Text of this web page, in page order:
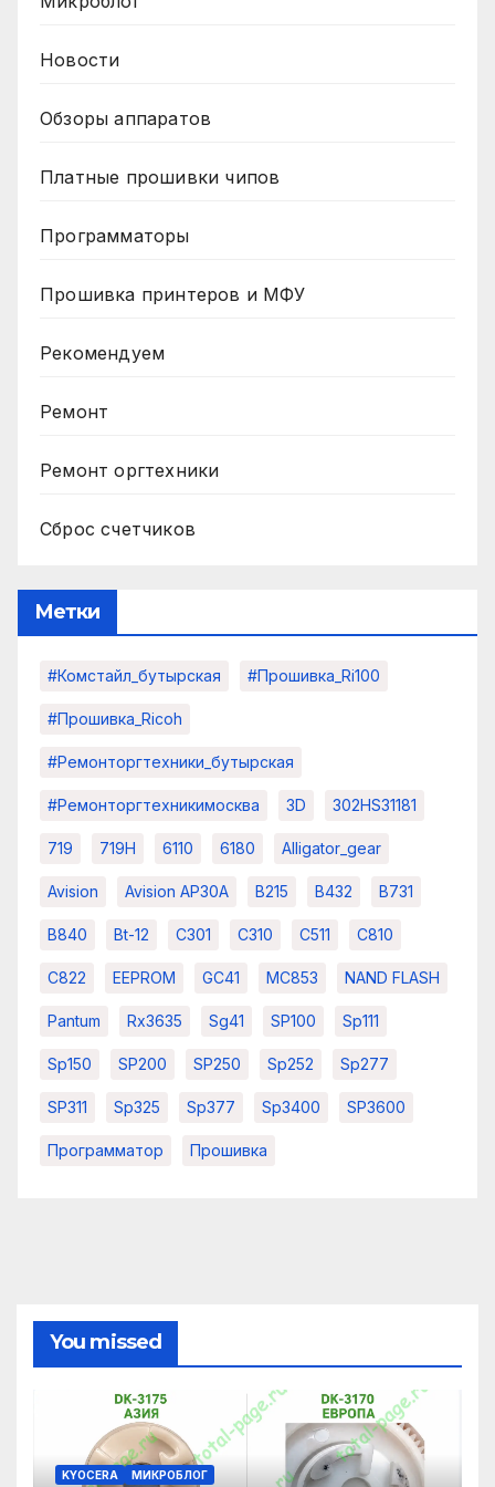
Новости
Обзоры аппаратов
Платные прошивки чипов
Программаторы
Прошивка принтеров и МФУ
Рекомендуем
Ремонт
Ремонт оргтехники
Сброс счетчиков
Метки
#комстайл_бутырская #прошивка_Ri100
#прошивка_Ricoh
#ремонторгтехники_бутырская
#ремонторгтехникимосква 3D 302HS31181
719 719H 6110 6180 Alligator_gear
Avision Avision AP30A B215 B432 B731
B840 Bt-12 C301 C310 C511 C810
C822 EEPROM GC41 MC853 NAND FLASH
Pantum Rx3635 Sg41 SP100 Sp111
Sp150 SP200 SP250 Sp252 Sp277
SP311 Sp325 Sp377 Sp3400 SP3600
Программатор Прошивка
You missed
KYOCERA МИКРОБЛОГ